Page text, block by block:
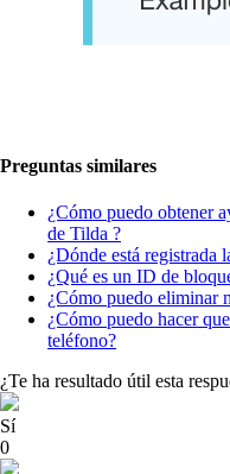
Preguntas similares
¿Cómo puedo obtener
de Tilda ?
¿Dónde está registrada
¿Qué es un ID de
¿Cómo puedo eliminar
¿Cómo puedo hacer
teléfono?
¿Te ha resultado útil esta
Sí
0